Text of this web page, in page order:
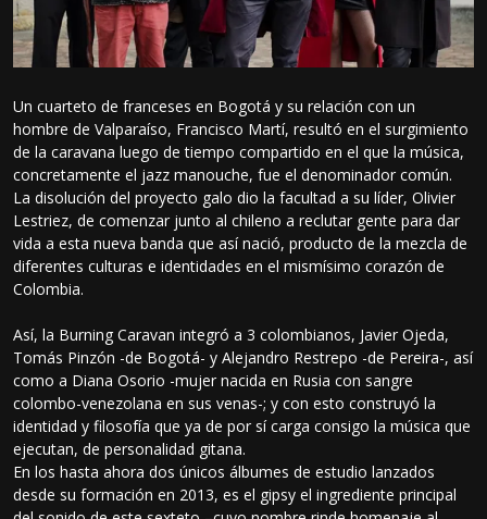
Un cuarteto de franceses en Bogotá y su relación con un
hombre de Valparaíso, Francisco Martí, resultó en el surgimiento
de la caravana luego de tiempo compartido en el que la música,
concretamente el jazz manouche, fue el denominador común.
La disolución del proyecto galo dio la facultad a su líder, Olivier
Lestriez, de comenzar junto al chileno a reclutar gente para dar
vida a esta nueva banda que así nació, producto de la mezcla de
diferentes culturas e identidades en el mismísimo corazón de
Colombia.
Así, la Burning Caravan integró a 3 colombianos, Javier Ojeda,
Tomás Pinzón -de Bogotá- y Alejandro Restrepo -de Pereira-, así
como a Diana Osorio -mujer nacida en Rusia con sangre
colombo-venezolana en sus venas-; y con esto construyó la
identidad y filosofía que ya de por sí carga consigo la música que
ejecutan, de personalidad gitana.
En los hasta ahora dos únicos álbumes de estudio lanzados
desde su formación en 2013, es el gipsy el ingrediente principal